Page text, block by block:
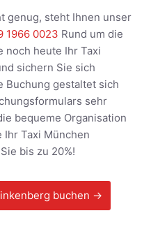
genug, steht Ihnen unser
1966 0023 Rund um die
noch heute Ihr Taxi
sichern Sie sich
Buchung gestaltet sich
sehr
bequeme Organisation
Ihr Taxi München
bis zu 20%!
buchen →